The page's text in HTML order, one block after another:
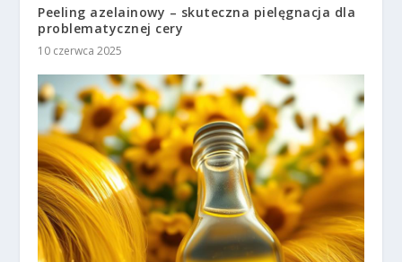
Peeling azelainowy – skuteczna pielęgnacja dla
problematycznej cery
10 czerwca 2025